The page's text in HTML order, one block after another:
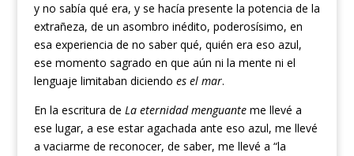
y no sabía qué era, y se hacía presente la potencia de la
extrañeza, de un asombro inédito, poderosísimo, en
esa experiencia de no saber qué, quién era eso azul,
ese momento sagrado en que aún ni la mente ni el
lenguaje limitaban diciendo es el mar.
En la escritura de La eternidad menguanteme llevé a
ese lugar, a ese estar agachada ante eso azul, me llevé
a vaciarme de reconocer, de saber, me llevé a “la